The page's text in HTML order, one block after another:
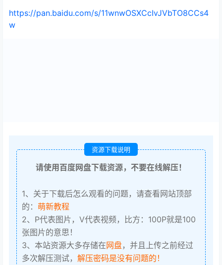
https://pan.baidu.com/s/11wnwOSXCcIvJVbTO8CCs4
w
资源下载说明
请使用百度网盘下载资源，不要在线解压！
1、关于下载后怎么观看的问题，请查看网站顶部
的： 萌新教程
2、P代表图片，V代表视频，比方：100P就是100
张图片的意思！
3、本站资源大多存储在网盘，并且上传之前经过
多次解压测试， 解压密码是没有问题的！